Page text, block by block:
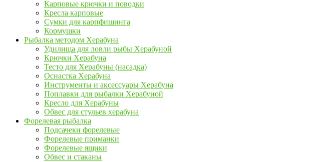
Карповые крючки и поводки
Кресла карповые
Сумки для карпфишинга
Кормушки
Рыбалка методом Херабуна
Удилища для ловли рыбы Херабуной
Крючки Херабуна
Тесто для Херабуны (насадка)
Оснастка Херабуна
Инструменты и аксессуары Херабуна
Поплавки для рыбалки Херабуной
Кресло для Херабуны
Обвес для стульев херабуна
Форелевая рыбалка
Подсачеки форелевые
Форелевые приманки
Форелевые ящики
Обвес и стаканы